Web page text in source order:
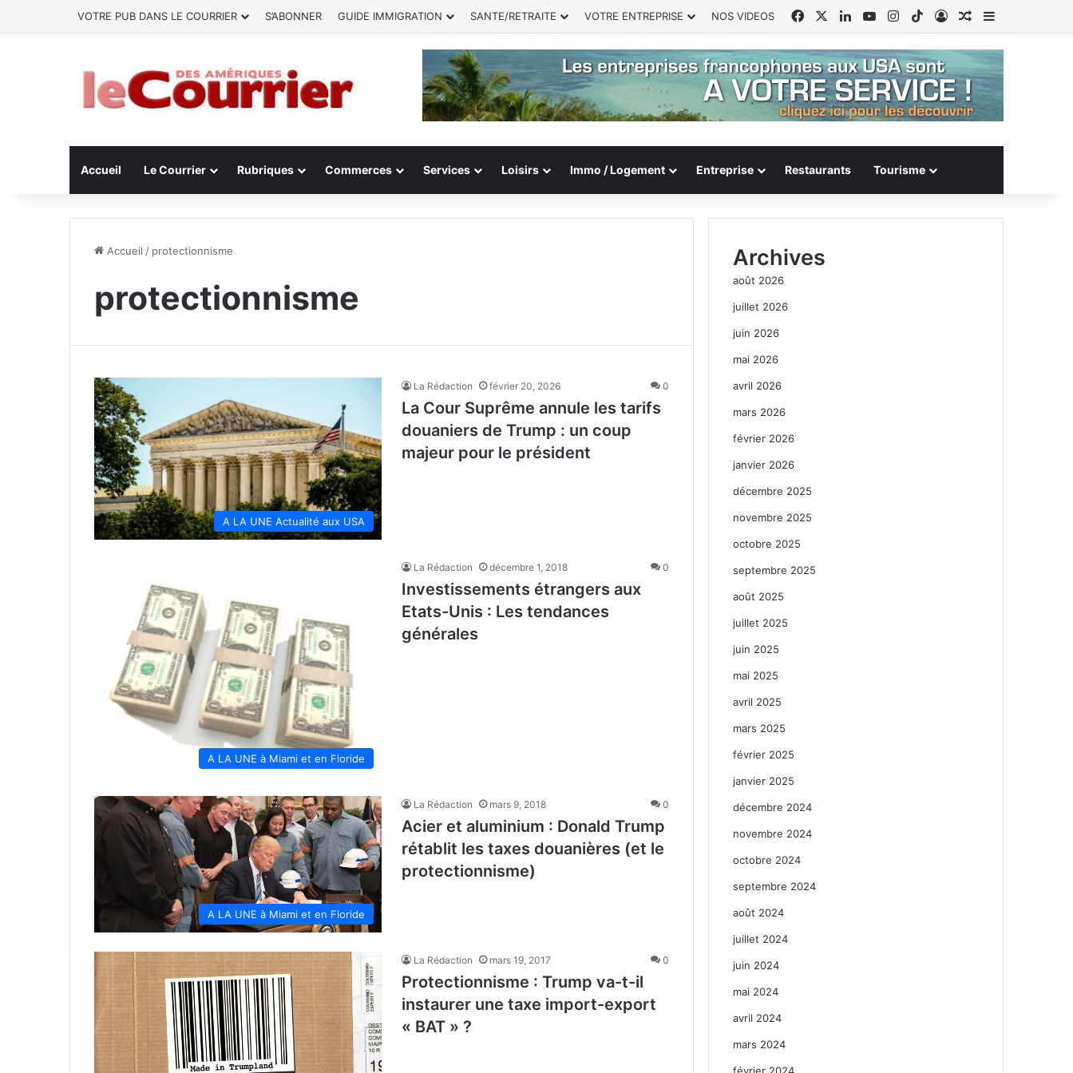
VOTRE PUB DANS LE COURRIER S’ABONNER GUIDE IMMIGRATION SANTE/RETRAITE VOTRE ENTREPRISE NOS VIDEOS FacebookLinkedinYouTubeInstagram
TikTokConnexion
Article Aléatoire
Sidebar
Accueil Le Courrier Rubriques Commerces Services Loisirs Immo / Logement Entreprise Restaurants Tourisme
Accueil / protectionnisme
protectionnisme
A LA UNE Actualité aux USA
La Rédaction février 20, 2026 0
La Cour Suprême annule les tarifs
douaniers de Trump : un coup
majeur pour le président
A LA UNE à Miami et en Floride
La Rédaction décembre 1, 2018 0
Investissements étrangers aux
Etats-Unis : Les tendances
générales
A LA UNE à Miami et en Floride
La Rédaction mars 9, 2018 0
Acier et aluminium : Donald Trump
rétablit les taxes douanières (et le
protectionnisme)
La Rédaction mars 19, 2017 0
Protectionnisme : Trump va-t-il
instaurer une taxe import-export
« BAT » ?
Archives
août 2026
juillet 2026
juin 2026
mai 2026
avril 2026
mars 2026
février 2026
janvier 2026
décembre 2025
novembre 2025
octobre 2025
septembre 2025
août 2025
juillet 2025
juin 2025
mai 2025
avril 2025
mars 2025
février 2025
janvier 2025
décembre 2024
novembre 2024
octobre 2024
septembre 2024
août 2024
juillet 2024
juin 2024
mai 2024
avril 2024
mars 2024
février 2024